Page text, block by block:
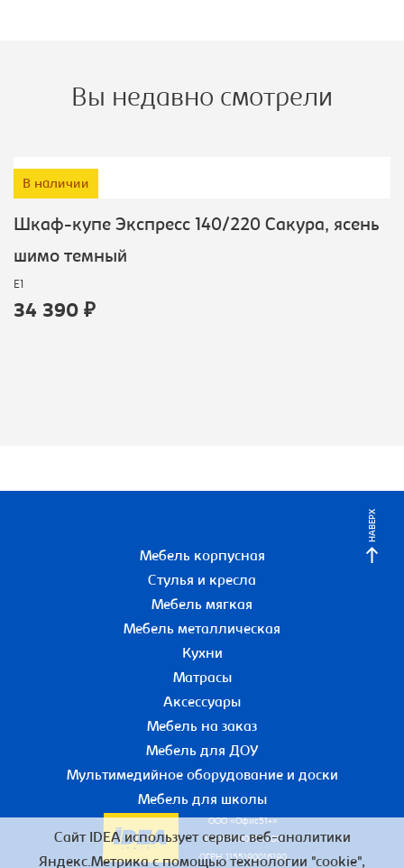
Вы недавно смотрели
В наличии
Шкаф-купе Экспресс 140/220 Сакура, ясень
шимо темный
E1
34 390 ₽
НАВЕРХ
Мебель корпусная
Стулья и кресла
Мебель мягкая
Мебель металлическая
Кухни
Матрасы
Аксессуары
Мебель на заказ
Мебель для ДОУ
Мультимедийное оборудование и доски
Мебель для школы
ООО «Офис51+»
ИНН 5190055780
ОГРН 1155190016190
Сайт IDEA использует сервис веб-аналитики
Яндекс.Метрика с помощью технологии "cookie",